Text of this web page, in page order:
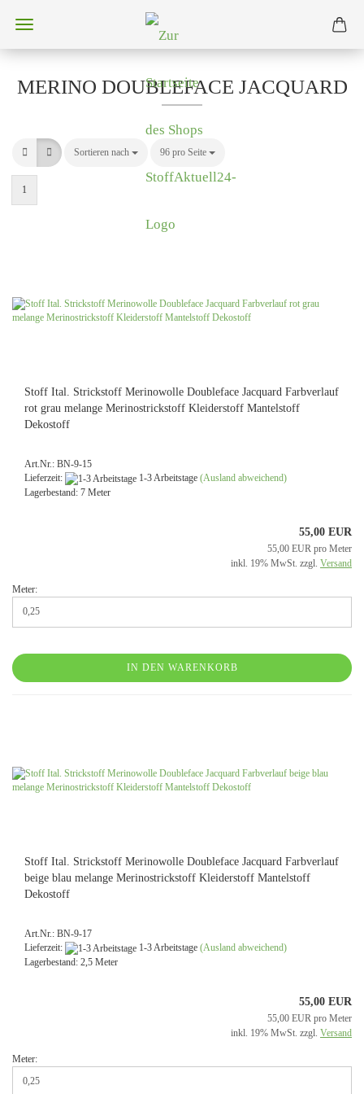
MERINO DOUBLEFACE JACQUARD
Sortieren nach
Sortieren nach 96 pro Seite
pro Seite
1
Stoff Ital. Strickstoff Merinowolle Doubleface Jacquard Farbverlauf
rot grau melange Merinostrickstoff Kleiderstoff Mantelstoff
Dekostoff
Art.Nr.: BN-9-15
Lieferzeit:
1-3 Arbeitstage (Ausland abweichend)
Lagerbestand: 7 Meter
55,00 EUR
55,00 EUR pro Meter
inkl. 19% MwSt. zzgl. Versand
Meter:
IN DEN WARENKORB
Stoff Ital. Strickstoff Merinowolle Doubleface Jacquard Farbverlauf
beige blau melange Merinostrickstoff Kleiderstoff Mantelstoff
Dekostoff
Art.Nr.: BN-9-17
Lieferzeit:
1-3 Arbeitstage (Ausland abweichend)
Lagerbestand: 2,5 Meter
55,00 EUR
55,00 EUR pro Meter
inkl. 19% MwSt. zzgl. Versand
Meter: